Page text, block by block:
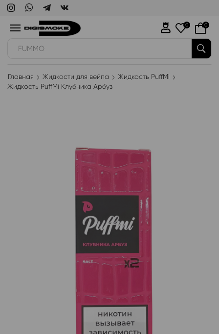
WAKA
0 0
Главная Жидкости для вейпа
Жидкость PuffMi
Жидкость PuffMi Клубника Арбуз